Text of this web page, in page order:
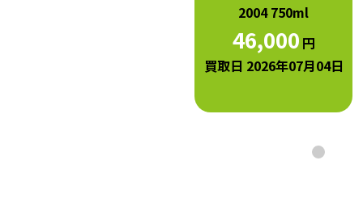
2004 750ml
46,000 円
買取日 2026年07月04日